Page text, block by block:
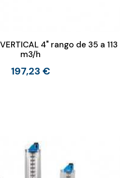
4" rango de 35 a 113
m3/h
197,23 €